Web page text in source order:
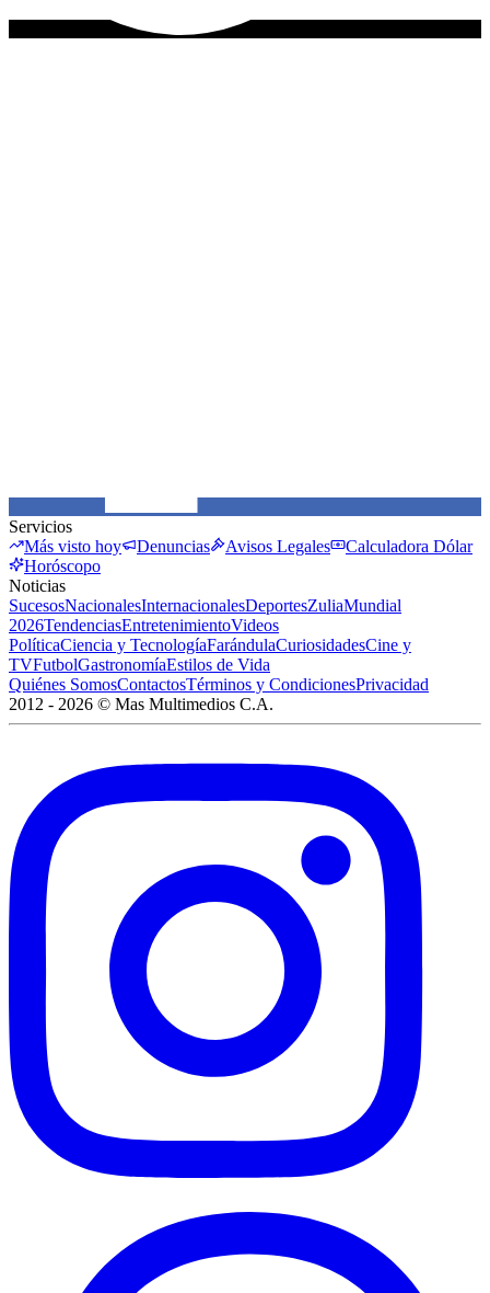
Servicios
Más visto hoy
Denuncias Avisos Legales
Calculadora Dólar
Horóscopo
Noticias
SucesosNacionalesInternacionalesDeportesZuliaMundial
2026TendenciasEntretenimientoVideos
PolíticaCiencia y TecnologíaFarándulaCuriosidadesCine y
TVFutbolGastronomíaEstilos de Vida
Quiénes SomosContactosTérminos y CondicionesPrivacidad
2012 - 2026 © Mas Multimedios C.A.